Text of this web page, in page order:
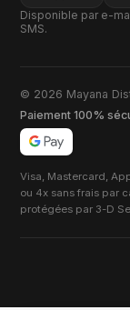
Disponible par e-
SMS.
© 2026 Mayana
Paiement 100%
Visa, Mastercard,
ou 4x sans frais par
protégées par 3-D